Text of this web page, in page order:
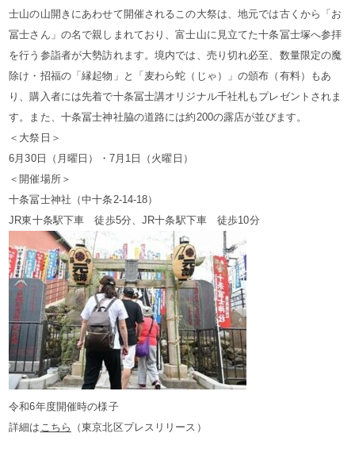
士山の山開きにあわせて開催されるこの大祭は、地元では古くから「お
冨士さん」の名で親しまれており、富士山に見立てた十条冨士塚へ参拝
を行う参詣者が大勢訪れます。境内では、売り切れ必至、数量限定の魔
除け・招福の「縁起物」と「麦わら蛇（じゃ）」の頒布（有料）もあ
り、購入者には先着で十条冨士講オリジナル千社札もプレゼントされま
す。また、十条冨士神社脇の道路には約200の露店が並びます。
＜大祭日＞
6月30日（月曜日）・7月1日（火曜日）
＜開催場所＞
十条冨士神社（中十条2-14-18）
JR東十条駅下車 徒歩5分、JR十条駅下車 徒歩10分
令和6年度開催時の様子
詳細は こちら （東京北区プレスリリース）